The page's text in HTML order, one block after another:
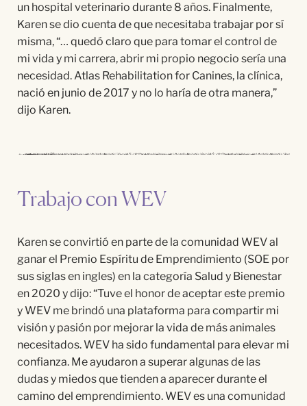
un hospital veterinario durante 8 años. Finalmente,
Karen se dio cuenta de que necesitaba trabajar por sí
misma, “… quedó claro que para tomar el control de
mi vida y mi carrera, abrir mi propio negocio sería una
necesidad. Atlas Rehabilitation for Canines, la clínica,
nació en junio de 2017 y no lo haría de otra manera,”
dijo Karen.
Trabajo con WEV
Karen se convirtió en parte de la comunidad WEV al
ganar el Premio Espíritu de Emprendimiento (SOE por
sus siglas en ingles) en la categoría Salud y Bienestar
en 2020 y dijo: “Tuve el honor de aceptar este premio
y WEV me brindó una plataforma para compartir mi
visión y pasión por mejorar la vida de más animales
necesitados. WEV ha sido fundamental para elevar mi
confianza. Me ayudaron a superar algunas de las
dudas y miedos que tienden a aparecer durante el
camino del emprendimiento. WEV es una comunidad